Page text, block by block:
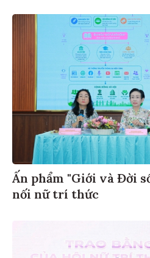
Ấn phẩm "Giới và Đời
nối nữ trí thức